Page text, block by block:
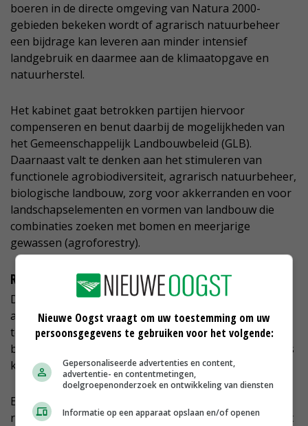
boeren in de directe omgeving van Natura 2000-
gebieden bekeken wordt of agrarisch natuurbeheer
een bijdrage kan leveren aan minder intensief
landgebruik en daarmee aan de klimaatopgave en
natuurherstel.
Het kabinet gaat betrokken partijen hiervoor
compenseren en benut daarbij de mogelijkheden van
het Gemeenschappelijk Landbouwbeleid (GLB).
Daarnaast valt te denken aan het stimuleren van
functionele agrobiodiversiteit, agrarisch natuurbeheer,
biologische landbouw, zorg voor akkerranden en voor
landschapselementen en vormen van landbouw die
combinaties zoeken met bomen en meerjarige
gewassen (agroforestry).
Regionale schaal
De kringloop in de samenhangende veehouderij,
akkerbouw en tuinbouw zal vaak niet beperkt blijven
tot een bedrijf maar zich uitstrekken tot meerdere
bedrijven in een grote of kleine regio. De ondernemers
kunnen daar zelf vorm aan geven.
Een veehouder kan met collega-akkerbouwers in zijn
regio samenwerken door afspraken te maken over het
Nieuwe Oogst vraagt om uw toestemming om uw
persoonsgegevens te gebruiken voor het volgende:
Gepersonaliseerde advertenties en content,
advertentie- en contentmetingen,
doelgroepenonderzoek en ontwikkeling van diensten
Informatie op een apparaat opslaan en/of openen